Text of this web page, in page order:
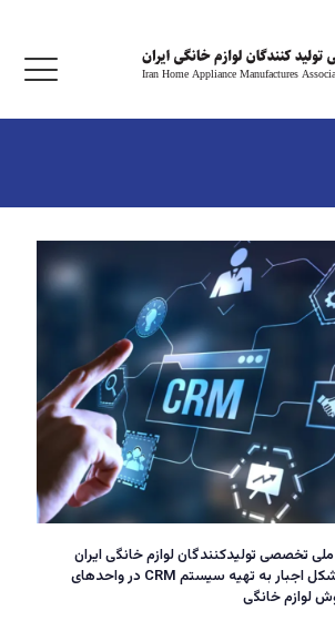
تخصصی تولیدکنندگان لوازم خانگی ایران
جواب داد!/ حل مشکل اجبار به تهیه سیستم CRM در واحد‌های
لوازم خانگی